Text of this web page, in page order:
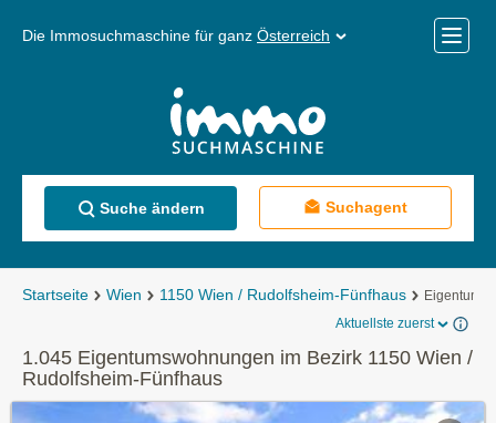
Die Immosuchmaschine für ganz Österreich
Menü
Suche ändern Suchagent
Startseite Wien 1150 Wien / Rudolfsheim-Fünfhaus
Aktuellste zuerst
1.045 Eigentumswohnungen im Bezirk 1150 Wien /
Rudolfsheim-Fünfhaus